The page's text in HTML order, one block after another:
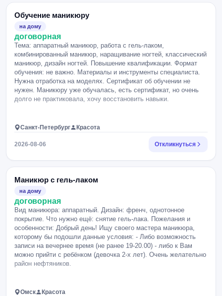
Обучение маникюру
на дому
договорная
Тема: аппаратный маникюр, работа с гель-лаком,
комбинированный маникюр, наращивание ногтей, классический
маникюр, дизайн ногтей. Повышение квалификации. Формат
обучения: не важно. Материалы и инструменты специалиста.
Нужна отработка на моделях. Сертификат об обучении не
нужен. Маникюру уже обучалась, есть сертификат, но очень
долго не практиковала, хочу восстановить навыки.
Санкт-Петербург Красота
2026-08-06 Откликнуться
Маникюр с гель-лаком
на дому
договорная
Вид маникюра: аппаратный. Дизайн: френч, однотонное
покрытие. Что нужно ещё: снятие гель-лака. Пожелания и
особенности: Добрый день! Ищу своего мастера маникюра,
которому бы подошли данные условия: - Либо возможность
записи на вечернее время (не ранее 19-20.00) - либо к Вам
можно прийти с ребёнком (девочка 2-х лет). Очень желательно
район нефтяников.
Омск Красота